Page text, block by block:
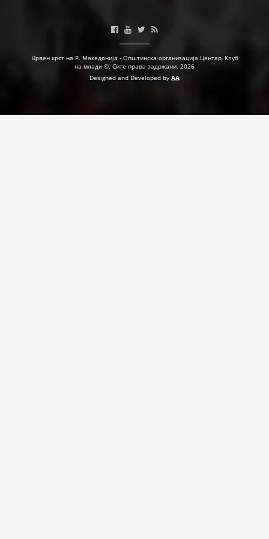
ПРИРАЧНИЦИ
Црвен крст на Р. Македонија - Општинска организација Центар, Клуб
на млади ©. Сите права задржани. 2026
Designed and Developed by AA